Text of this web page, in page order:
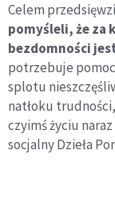
Celem
pomyśleli, że za
bezdomności
potrzebuje
splotu
natłoku
czyimś życiu
socjalny Dzieła